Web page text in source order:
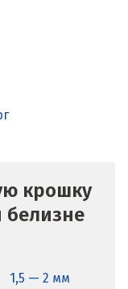
крошку
белизне
1,5 — 2 мм